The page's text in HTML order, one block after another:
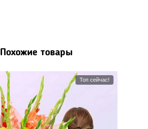
Похожие товары
Топ сейчас!